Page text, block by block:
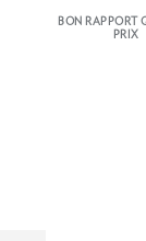
BON RAPPORT
PRIX